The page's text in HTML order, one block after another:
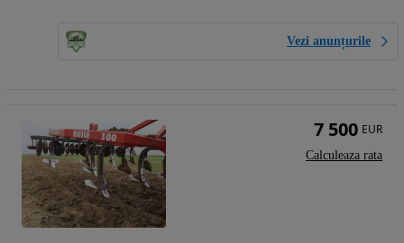
Vezi anunțurile
7 500 EUR
Calculeaza rata